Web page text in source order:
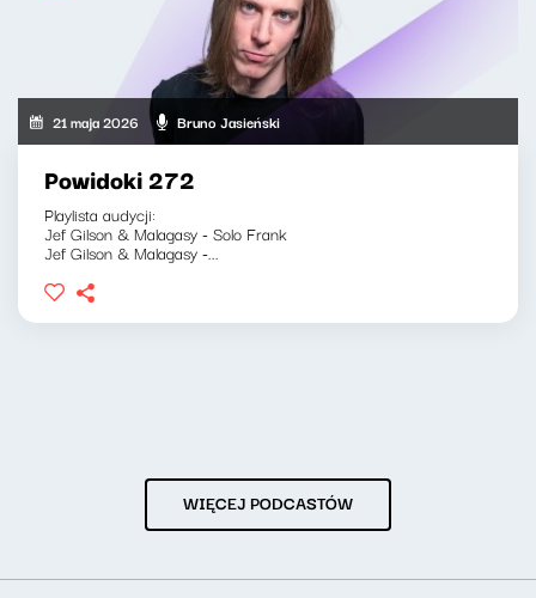
21 maja 2026 Bruno Jasieński
Powidoki 272
Playlista audycji:
Jef Gilson & Malagasy - Solo Frank
Jef Gilson & Malagasy -...
WIĘCEJ PODCASTÓW